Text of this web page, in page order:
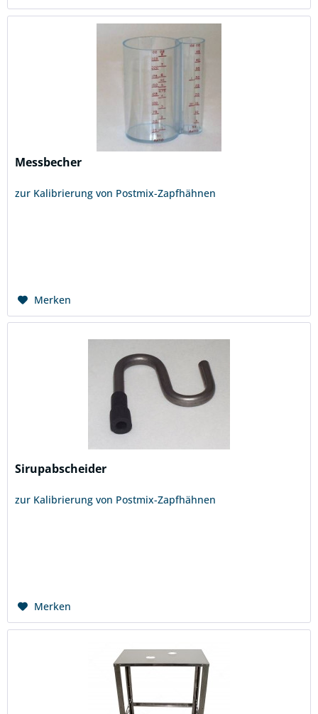
Messbecher
zur Kalibrierung von Postmix-Zapfhähnen
Merken
Sirupabscheider
zur Kalibrierung von Postmix-Zapfhähnen
Merken